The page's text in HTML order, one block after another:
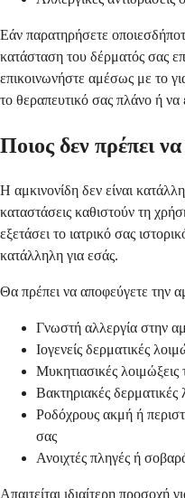
Εάν παρατηρήσετε
κατάσταση του δέρματός σας
επικοινωνήστε αμέσως με το
το θεραπευτικό σας πλάνο ή να
Ποιος δεν πρέπει
Η αμκινονίδη δεν είναι
καταστάσεις καθιστούν τη
εξετάσει το ιατρικό σας
κατάλληλη για εσάς.
Θα πρέπει να αποφεύγετε την
Γνωστή αλλεργία στην
Ιογενείς δερματικές
Μυκητιασικές λοιμώξεις
Βακτηριακές δερματικές
Ροδόχρους ακμή ή
σας
Ανοιχτές πληγές ή
Απαιτείται ιδιαίτερη